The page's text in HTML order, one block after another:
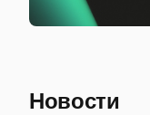
Новости